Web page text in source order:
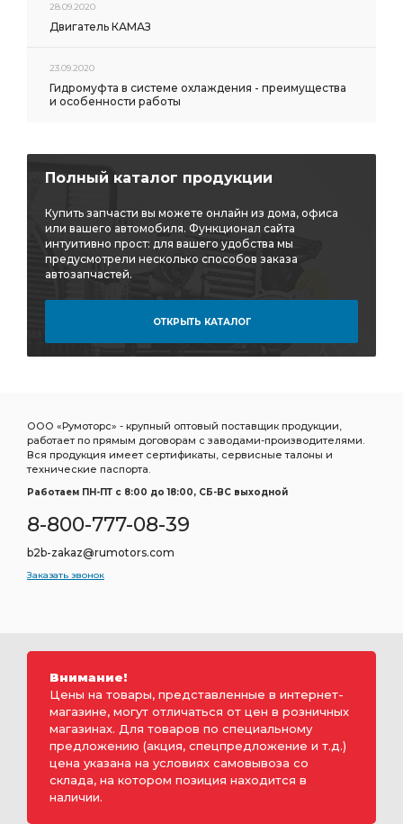
28.09.2020
Двигатель КАМАЗ
23.09.2020
Гидромуфта в системе охлаждения - преимущества
и особенности работы
Полный каталог продукции
Купить запчасти вы можете онлайн из дома, офиса
или вашего автомобиля. Функционал сайта
интуитивно прост: для вашего удобства мы
предусмотрели несколько способов заказа
автозапчастей.
ОТКРЫТЬ КАТАЛОГ
ООО «Румоторс» - крупный оптовый поставщик продукции,
работает по прямым договорам с заводами-производителями.
Вся продукция имеет сертификаты, сервисные талоны и
технические паспорта.
Работаем ПН-ПТ c 8:00 до 18:00, СБ-ВС выходной
8-800-777-08-39
b2b-zakaz@rumotors.com
Заказать звонок
Внимание!
Цены на товары, представленные в интернет-
магазине, могут отличаться от цен в розничных
магазинах. Для товаров по специальному
предложению (акция, спецпредложение и т.д.)
цена указана на условиях самовывоза со
склада, на котором позиция находится в
наличии.